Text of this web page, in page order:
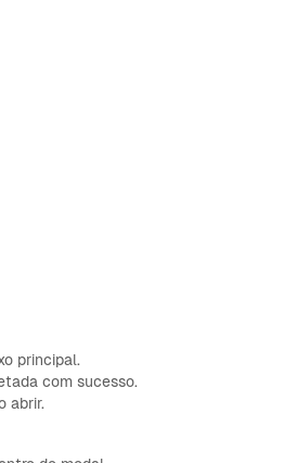
principal.
com sucesso.
abrir.